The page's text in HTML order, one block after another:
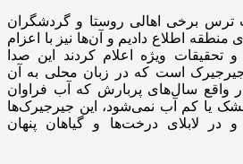
ترس برخی اهالی روستا و گردشگران
اطلاع دادیم و آن‌ها نیز با اعزام
تحقیقات ویژه اعلام کردند این صدا
است که در زبان محلی به آن
واقع سال‌های پربارش که آب فراوان
یا کم آب نمی‌شود، این جیرجیرک‌ها
در لابلای درخت‌ها و گیاهان پنهان